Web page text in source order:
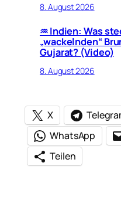
8. August 2026
♒︎ Indien: Was
„wackelnden“
Gujarat? (Video)
8. August 2026
X
WhatsApp
Teilen